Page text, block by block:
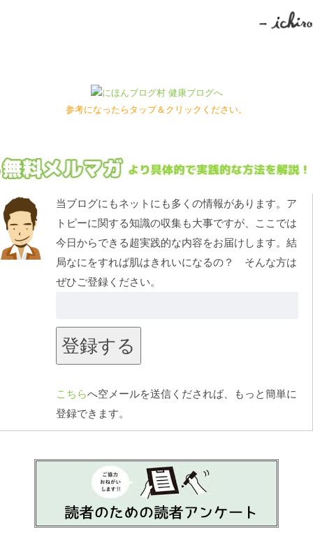
参考になったらタップ＆クリックください。
当ブログにもネットにも多くの情報があります。ア
トピーに関する知識の収集も大事ですが、ここでは
今日からできる超実践的な内容をお届けします。結
局なにをすれば肌はきれいになるの？ そんな方は
ぜひご登録ください。
こちらへ空メールを送信くだされば、もっと簡単に
登録できます。